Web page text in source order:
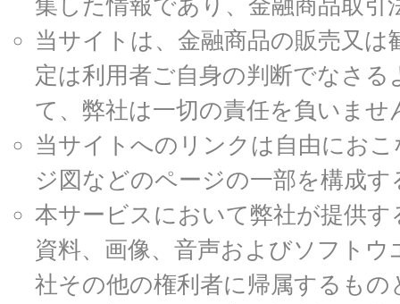
当サイトは、金融商品の販売又
定は利用者ご自身の判断でなさ
て、弊社は一切の責任を負いませ
当サイトへのリンクは自由にお
ジ図などのページの一部を構成
本サービスにおいて弊社が提供
資料、画像、音声およびソフト
社その他の権利者に帰属するも